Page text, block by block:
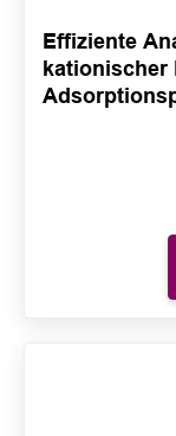
Effiziente
kationischer